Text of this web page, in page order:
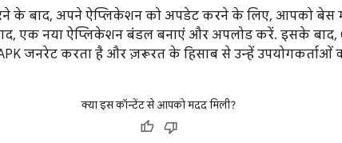
के बाद, अपने ऐप्लिकेशन को अपडेट करने के लिए, आपको बेस
एक नया ऐप्लिकेशन बंडल बनाएं और अपलोड करें. इसके बाद,
जनरेट करता है और ज़रूरत के हिसाब से उन्हें उपयोगकर्ताओं
क्या इस कॉन्टेंट से आपको मदद मिली?